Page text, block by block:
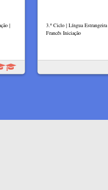
|
3.º Ciclo | Língua
Francês Iniciação